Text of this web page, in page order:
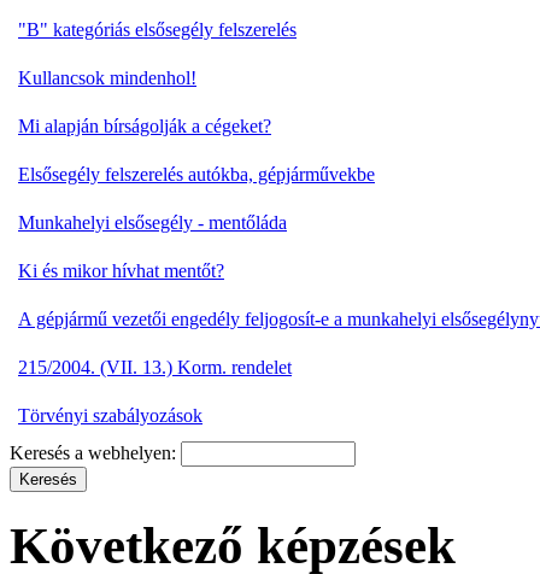
"B" kategóriás elsősegély felszerelés
Kullancsok mindenhol!
Mi alapján bírságolják a cégeket?
Elsősegély felszerelés autókba, gépjárművekbe
Munkahelyi elsősegély - mentőláda
Ki és mikor hívhat mentőt?
A gépjármű vezetői engedély feljogosít-e a munkahelyi
215/2004. (VII. 13.) Korm. rendelet
Törvényi szabályozások
Keresés a webhelyen:
Következő képzések